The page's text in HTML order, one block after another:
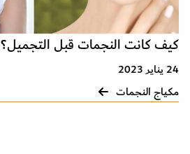
كيف كانت النجمات قبل التجميل؟
24 يناير 2023
مكياج النجمات